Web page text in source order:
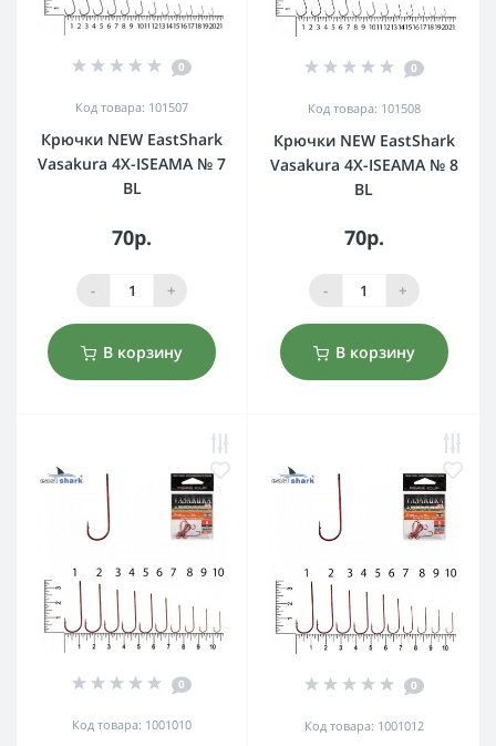
0
Код товара: 101507
Крючки NEW EastShark
Vasakura 4X-ISEAMA № 7
BL
70р.
- +
В корзину
0
Код товара: 101508
Крючки NEW EastShark
Vasakura 4X-ISEAMA № 8
BL
70р.
- +
В корзину
0
Код товара: 1001010
0
Код товара: 1001012